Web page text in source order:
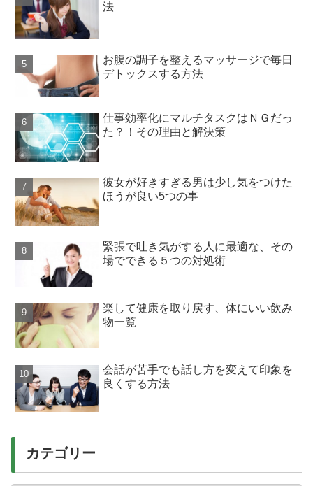
法
お腹の調子を整えるマッサージで毎日
デトックスする方法
仕事効率化にマルチタスクはＮＧだっ
た？！その理由と解決策
彼女が好きすぎる男は少し気をつけた
ほうが良い5つの事
緊張で吐き気がする人に最適な、その
場でできる５つの対処術
楽して健康を取り戻す、体にいい飲み
物一覧
会話が苦手でも話し方を変えて印象を
良くする方法
カテゴリー